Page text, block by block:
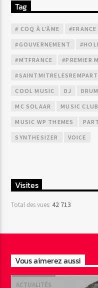
Tag
# COQ À L'ÂME #FRANCE
#GOUVERNEMENT
#MTFRANCE #PREMIER
COOL MUSIC DJ
MC SOLAAR MUSIC CLUB
MUSIC WP THEMES
SYNTHESIZER VOICE
Visites
Total des vues:42 713
Vous aimerez aussi
ACTUALITÉS